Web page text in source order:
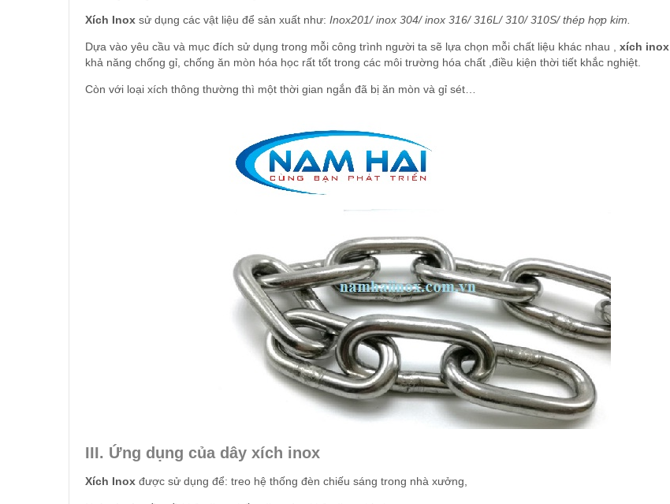
Xích Inox sử dụng các vật liệu để sản xuất như: Inox201/ inox 304/ inox 316/ 316L/ 310/ 310S/ thép hợp kim.
Dựa vào yêu cầu và mục đích sử dụng trong mỗi công trình người ta sẽ lựa chọn mỗi chất liệu khác nhau , xích inox
khả năng chống gỉ, chống ăn mòn hóa học rất tốt trong các môi trường hóa chất ,điều kiện thời tiết khắc nghiệt.
Còn với loại xích thông thường thì một thời gian ngắn đã bị ăn mòn và gỉ sét…
III. Ứng dụng của dây xích inox
Xích Inox được sử dụng để: treo hệ thống đèn chiếu sáng trong nhà xưởng,